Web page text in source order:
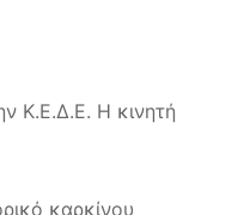
Κ.Ε.Δ.Ε. Η κινητή
καρκίνου